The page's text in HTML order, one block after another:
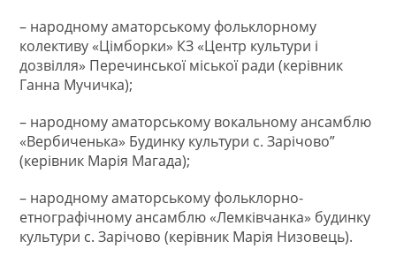
– народному аматорському фольклорному
колективу «Цімборки» КЗ «Центр культури і
дозвілля» Перечинської міської ради (керівник
Ганна Мучичка);
– народному аматорському вокальному ансамблю
«Вербиченька» Будинку культури с. Зарічово”
(керівник Марія Магада);
– народному аматорському фольклорно-
етнографічному ансамблю «Лемківчанка» будинку
культури с. Зарічово (керівник Марія Низовець).